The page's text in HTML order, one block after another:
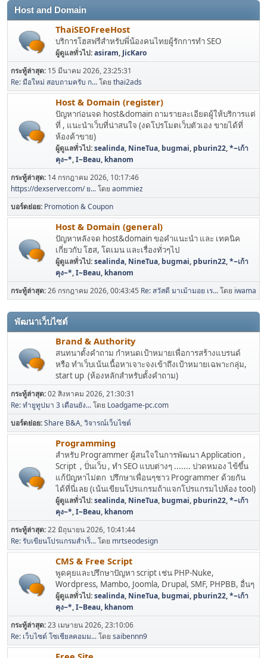
Host and Domain
ThaiSEOFreeHost
บริการโฮสฟรีสำหรับพี่น้องคนไทยผู้รักการทำ SEO
ผู้ดูแลทั่วไป:asiram,JicKaro
กระทู้ล่าสุด: 15 มีนาคม 2026, 23:25:31
Re: มือใหม่ สอบถามครับ ก...โดย thai2ads
Host & Domain (register)
ปัญหาก่อนจด host&domain ถามรายละเอียดผู้ให้บริการแต่
ที่ , แนะนำเว็บที่น่าสนใจ (งดโปรโมตเว็บตัวเอง ขายได้ที่
ห้องค้าขาย)
ผู้ดูแลทั่วไป:sealinda, NineTua, bugmai, pburin22,*~เก้า
คุง~*,I~Beau, khanom
กระทู้ล่าสุด: 14 กรกฎาคม 2026, 10:17:46
https://dexserver.com/ ย...โดย aommiez
บอร์ดย่อย Promotion & Coupon
Host & Domain (general)
ปัญหาหลังจด host&domain ขอคำแนะนำ และ เทคนิค
เกี่ยวกับ โฮส, โดเมน และเรื่องทั่วๆไป
ผู้ดูแลทั่วไป:sealinda, NineTua, bugmai, pburin22,*~เก้า
คุง~*,I~Beau, khanom
กระทู้ล่าสุด:26 กรกฎาคม 2026, 00:43:45 Re: สวัสดี มาเม้ามอย เร...โดย iwama
พัฒนาเว็บไซต์
Brand & Authority
สนทนาตั้งคำถาม กำหนดเป้าหมายเพื่อการสร้างแบรนด์
หรือ ทำเว็บเน้นเนื้อหาเจาะจงเข้าถึงเป้าหมายเฉพาะกลุ่ม,
start up (ห้องหลักสำหรับตั้งคำถาม)
กระทู้ล่าสุด:02 สิงหาคม 2026, 21:30:31
Re: ทำยูทูปมา 3 เดือนยัง...โดย Loadgame-pc.com
บอร์ดย่อย Share B&A วิจารณ์เว็บไซต์
Programming
สำหรับ Programmer ผู้สนใจในการพัฒนา Application ,
Script , ปั่นเว็บ , ทำ SEO แบบต่างๆ ....... ปวดหมอง ไข้ขึ้น
แก้ปัญหาไม่ตก ปรึกษาเพื่อนๆชาว Programmer ด้วยกัน
ได้ที่นี่เลย (เน้นเขียนโปรแกรมถ้าแจกโปรแกรมไปห้อง tool)
ผู้ดูแลทั่วไป:sealinda, NineTua, bugmai, pburin22,*~เก้า
คุง~*,I~Beau, khanom
กระทู้ล่าสุด:22 มิถุนายน 2026, 10:41:44
Re: รับเขียนโปรแกรมสำเร็...โดย mrtseodesign
CMS & Free Script
พูดคุยและปรึกษาปัญหา script เช่น PHP-Nuke,
Wordpress, Mambo, Joomla, Drupal, SMF, PHPBB, อื่นๆ
ผู้ดูแลทั่วไป:sealinda, NineTua, bugmai, pburin22,*~เก้า
คุง~*,I~Beau, khanom
กระทู้ล่าสุด:23 เมษายน 2026, 23:10:06
Re: เว็บไซต์ โซเชียลคอมม...โดย saibennn9